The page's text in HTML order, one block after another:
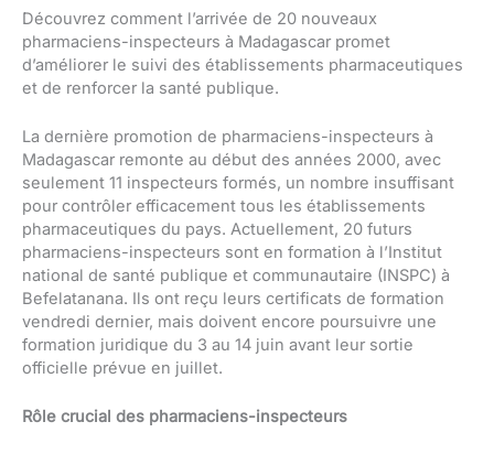
Découvrez comment l’arrivée de 20 nouveaux
pharmaciens-inspecteurs à Madagascar promet
d’améliorer le suivi des établissements pharmaceutiques
et de renforcer la santé publique.
La dernière promotion de pharmaciens-inspecteurs à
Madagascar remonte au début des années 2000, avec
seulement 11 inspecteurs formés, un nombre insuffisant
pour contrôler efficacement tous les établissements
pharmaceutiques du pays. Actuellement, 20 futurs
pharmaciens-inspecteurs sont en formation à l’Institut
national de santé publique et communautaire (INSPC) à
Befelatanana. Ils ont reçu leurs certificats de formation
vendredi dernier, mais doivent encore poursuivre une
formation juridique du 3 au 14 juin avant leur sortie
officielle prévue en juillet.
Rôle crucial des pharmaciens-inspecteurs